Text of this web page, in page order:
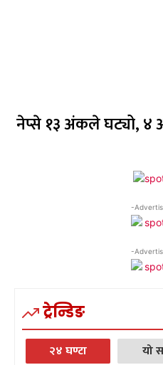
नेप्से १३ अंकले घट्यो, ४
-
-
ट्रेन्डिङ
२४ घण्टा यो